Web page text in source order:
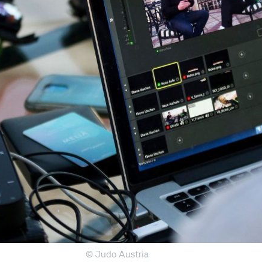
© Judo Austria